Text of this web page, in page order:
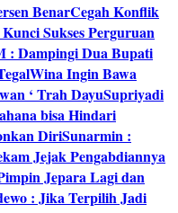
BenarCegah Konflik
Sukses Perguruan
: Dampingi Dua Bupati
Wina Ingin Bawa
‘ Trah DayuSupriyadi
bisa Hindari
DiriSunarmin :
Jejak Pengabdiannya
Jepara Lagi dan
: Jika Terpilih Jadi